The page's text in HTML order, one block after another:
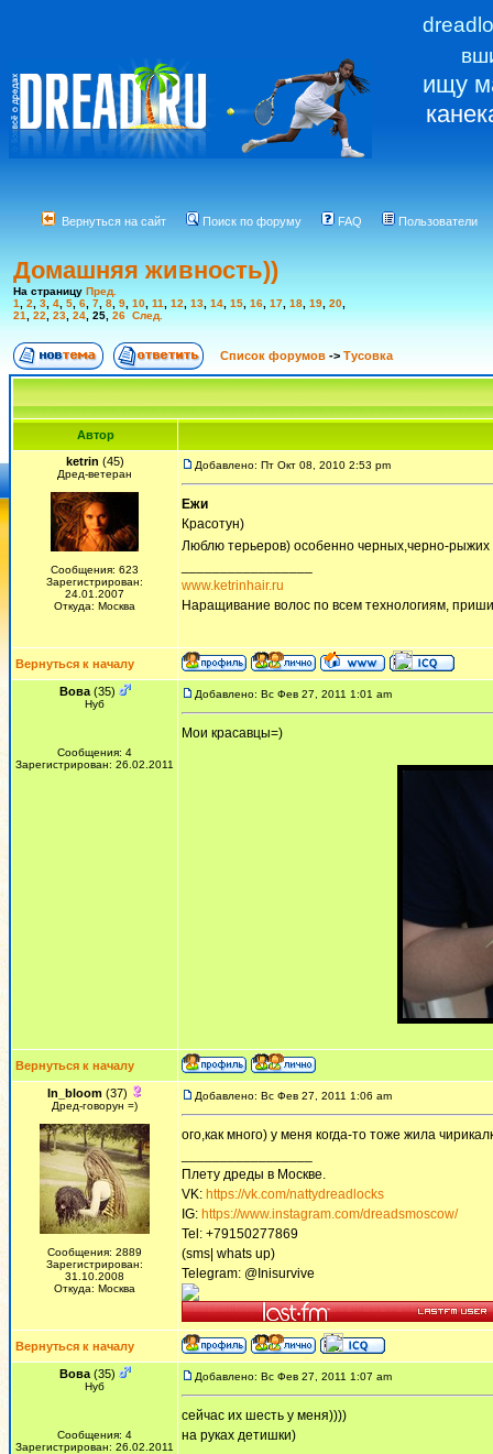
ищу
Вернуться на сайт Поиск по форуму FAQ Пользователи
Домашняя живность))
На страницу Пред.
1
2 3 4 5 6 7 8 9 10 11 12 13 14 15 16 17 18 19 20
21
22 23 24 25 26 След.
Список форумов -> Тусовка
Автор
ketrin (45)
Дред-ветеран
Сообщения: 623
Зарегистрирован:
24.01.2007
Откуда: Москва
Добавлено: Пт Окт 08, 2010 2:53 pm
Ежи
Красотун)
Люблю терьеров) особенно черных,черно-
www.ketrinhair.ru
Наращивание волос по всем технологиям,
Вернуться к началу
Вова(35)
Нуб
Сообщения: 4
Зарегистрирован: 26.02.2011
Добавлено: Вс Фев 27, 2011 1:01 am
Мои красавцы=)
Вернуться к началу
In_bloom(37)
Дред-говорун =)
Сообщения: 2889
Зарегистрирован:
31.10.2008
Откуда: Москва
Добавлено: Вс Фев 27, 2011 1:06 am
ого,как много) у меня когда-то тоже жила
Плету дреды в Москве.
VK: https://vk.com/nattydreadlocks
IG: https://www.instagram.com/dreadsmoscow/
Tel: +79150277869
(sms| whats up)
Telegram: @Inisurvive
Вернуться к началу
Вова(35)
Нуб
Сообщения: 4
Зарегистрирован: 26.02.2011
Добавлено: Вс Фев 27, 2011 1:07 am
сейчас их шесть у меня))))
на руках детишки)